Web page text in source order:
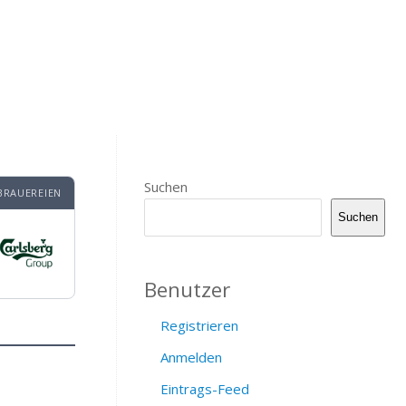
Suchen
Suchen
Benutzer
Registrieren
Anmelden
Eintrags-Feed